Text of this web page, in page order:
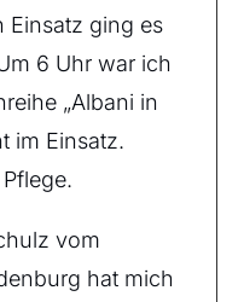
Einsatz ging es
6 Uhr war ich
„Albani in
im Einsatz.
vom
hat mich